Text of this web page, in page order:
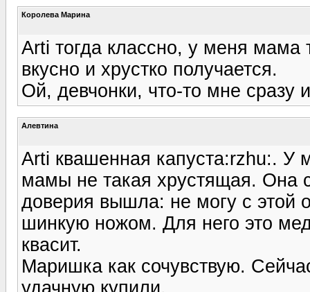
Королева Марина
Arti тогда классно, у меня мама
вкусно и хрустко получается.
Ой, девчонки, что-то мне сразу
Алевтина
Arti квашенная капуста:rzhu:. У
мамы не такая хрустящая. Она
доверия вышла: не могу с этой
шинкую ножом. Для него это
квасит.
Маришка как сочувствую.
удачную купили.